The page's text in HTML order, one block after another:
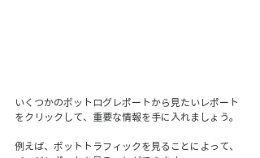
いくつかのボットログレポートから見たいレポート
をクリックして、重要な情報を手に入れましょう。
例えば、ボットトラフィックを見ることによって、